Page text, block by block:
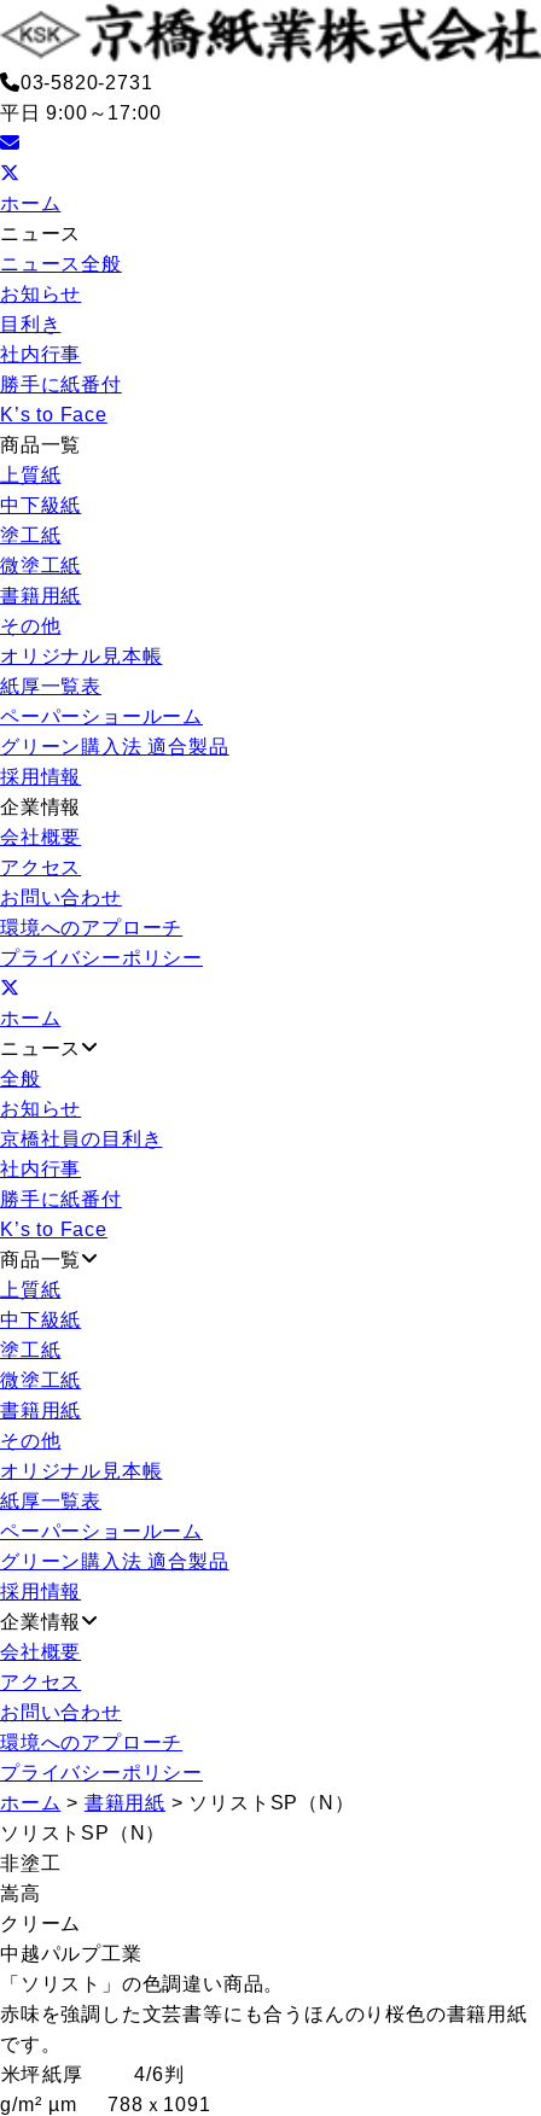
03-5820-2731
平日 9:00～17:00
ホーム
ニュース
ニュース全般
お知らせ
目利き
社内行事
勝手に紙番付
K’s to Face
商品一覧
上質紙
中下級紙
塗工紙
微塗工紙
書籍用紙
その他
オリジナル見本帳
紙厚一覧表
ペーパーショールーム
グリーン購入法 適合製品
採用情報
企業情報
会社概要
アクセス
お問い合わせ
環境へのアプローチ
プライバシーポリシー
ホーム
ニュース
全般
お知らせ
京橋社員の目利き
社内行事
勝手に紙番付
K’s to Face
商品一覧
上質紙
中下級紙
塗工紙
微塗工紙
書籍用紙
その他
オリジナル見本帳
紙厚一覧表
ペーパーショールーム
グリーン購入法 適合製品
採用情報
企業情報
会社概要
アクセス
お問い合わせ
環境へのアプローチ
プライバシーポリシー
ホーム > 書籍用紙 > ソリストSP（N）
ソリストSP（N）
非塗工
嵩高
クリーム
中越パルプ工業
「ソリスト」の色調違い商品。
赤味を強調した文芸書等にも合うほんのり桜色の書籍用紙
です。
米坪
g/m²
紙厚
µm
4/6判
788ｘ1091